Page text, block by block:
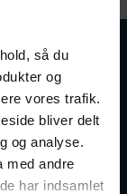
så du
og
vores trafik.
bliver delt
og analyse.
med andre
har indsamlet